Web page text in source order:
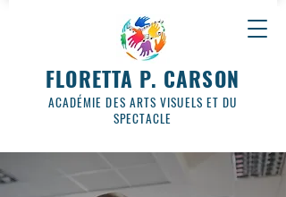
FLORETTA P. CARSON
ACADÉMIE DES ARTS VISUELS ET DU
SPECTACLE